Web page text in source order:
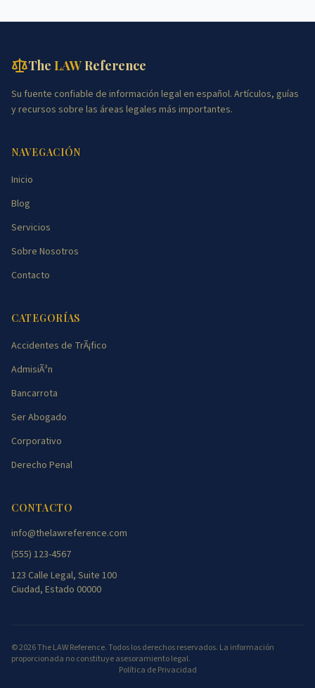
The LAWReference
Su fuente confiable de información legal en español. Artículos, guías
y recursos sobre las áreas legales más importantes.
NAVEGACIÓN
Inicio
Blog
Servicios
Sobre Nosotros
Contacto
CATEGORÍAS
Accidentes de TrÃ¡fico
AdmisiÃ³n
Bancarrota
Ser Abogado
Corporativo
Derecho Penal
CONTACTO
info@thelawreference.com
(555) 123-4567
123 Calle Legal, Suite 100
Ciudad, Estado 00000
©2026The LAW Reference. Todos los derechos reservados. La información
proporcionada no constituye asesoramiento legal.
Política de Privacidad